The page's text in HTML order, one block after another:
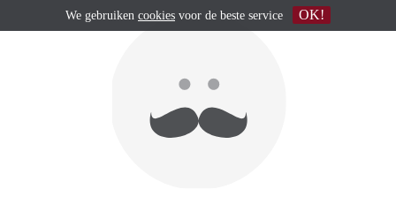
We gebruiken cookies voor de beste service OK!